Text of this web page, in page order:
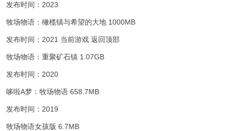
发布时间：2023
牧场物语：橄榄镇与希望的大地 1000MB
发布时间：2021 当前游戏 返回顶部
牧场物语：重聚矿石镇 1.07GB
发布时间：2020
哆啦A梦：牧场物语 658.7MB
发布时间：2019
牧场物语女孩版 6.7MB